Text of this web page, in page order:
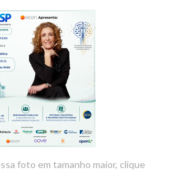
foto em tamanho maior, clique